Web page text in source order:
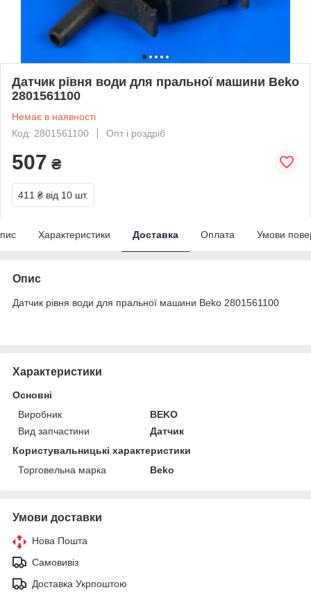
Датчик рівня води для пральної машини Beko
2801561100
Немає в наявності
Код: 2801561100
Опт і роздріб
507 ₴
411 ₴ від 10 шт.
Характеристики Доставка Оплата Умови
Опис
Датчик рівня води для пральної машини Beko 2801561100
Характеристики
Основні
Виробник
BEKO
Вид запчастини
Датчик
Користувальницькі характеристики
Торговельна марка
Beko
Умови доставки
Нова Пошта
Самовивіз
Доставка Укрпоштою